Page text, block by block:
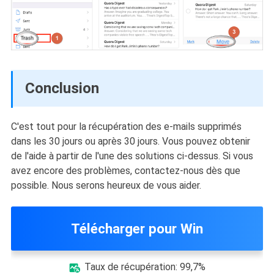
Conclusion
C'est tout pour la récupération des e-mails supprimés
dans les 30 jours ou après 30 jours. Vous pouvez obtenir
de l'aide à partir de l'une des solutions ci-dessus. Si vous
avez encore des problèmes, contactez-nous dès que
possible. Nous serons heureux de vous aider.
Télécharger pour Win
 Taux de récupération: 99,7%